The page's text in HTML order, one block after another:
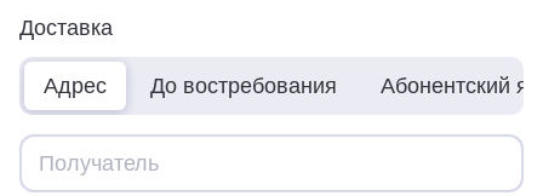
Доставка
Адрес До востребования Абонентский